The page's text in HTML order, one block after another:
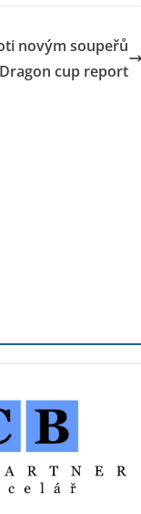
novým soupeřů
cup report